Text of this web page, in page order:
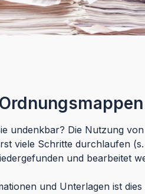
undenkbar? Die Nutzung
viele Schritte durchlaufen
und bearbeitet
und Unterlagen ist